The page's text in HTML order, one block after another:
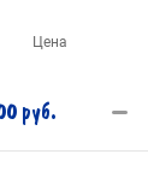
Цена
руб.